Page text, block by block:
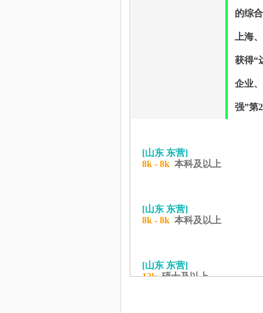
的综
上海
获得“
企业
强”第
[山东 东营]
8k - 8k 本科及以上
[山东 东营]
8k - 8k 本科及以上
[山东 东营]
12k硕士及以上